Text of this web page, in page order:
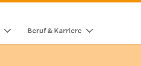
Beruf & Karriere